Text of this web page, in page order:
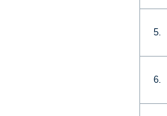
5.
6.